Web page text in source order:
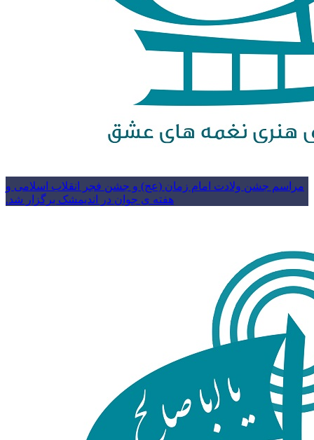
مراسم جشن ولادت امام زمان (عج) و جشن فجر انقلاب اسلامی و
هفته ی جوان در اندیمشک برگزار شد.